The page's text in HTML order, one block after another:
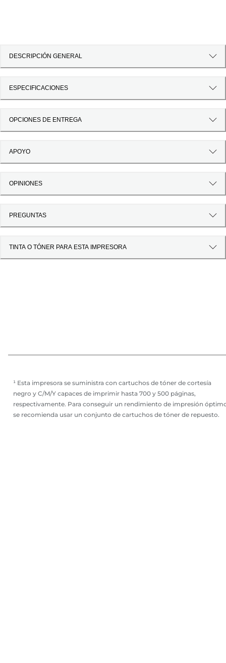
DESCRIPCIÓN GENERAL
ESPECIFICACIONES
OPCIONES DE ENTREGA
APOYO
OPINIONES
PREGUNTAS
TINTA O TÓNER PARA ESTA IMPRESORA
¹ Esta impresora se suministra con cartuchos de tóner de cortesía
negro y C/M/Y capaces de imprimir hasta 700 y 500 páginas,
respectivamente. Para conseguir un rendimiento de impresión
se recomienda usar un conjunto de cartuchos de tóner de repuesto.